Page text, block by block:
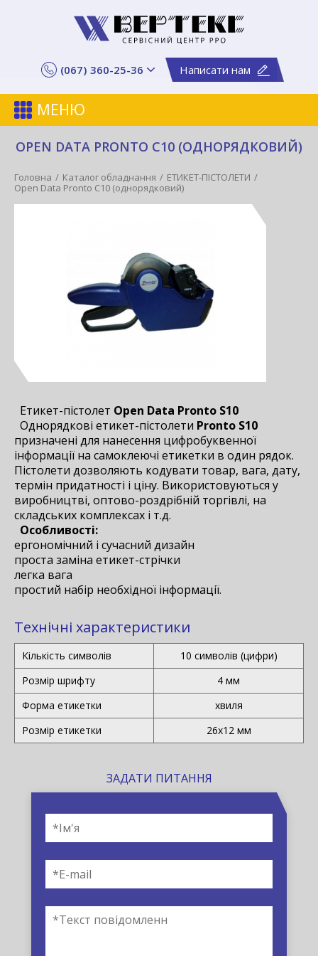
(067) 360-25-36 Написати нам
МЕНЮ
OPEN DATA PRONTO C10 (ОДНОРЯДКОВИЙ)
Головна Каталог обладнання
ЕТИКЕТ-ПІСТОЛЕТИ
Open Data Pronto C10 (однорядковий)
Етикет-пістолет Open Data Pronto S10
Однорядкові етикет-пістолети Pronto S10
призначені для нанесення цифробуквенної
інформації на самоклеючі етикетки в один рядок.
Пістолети дозволяють кодувати товар, вага, дату,
термін придатності і ціну. Використовуються у
виробництві, оптово-роздрібній торгівлі, на
складських комплексах і т.д.
Особливості:
ергономічний і сучасний дизайн
проста заміна етикет-стрічки
легка вага
простий набір необхідної інформації.
Технічні характеристики
Кількість символів
10 символів (цифри)
Розмір шрифту
4 мм
Форма етикетки
хвиля
Розмір етикетки
26х12 мм
ЗАДАТИ ПИТАННЯ